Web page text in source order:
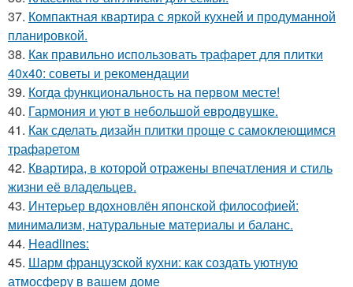
37. Компактная квартира с яркой кухней и продуманной
планировкой.
38. Как правильно использовать трафарет для плитки
40x40: советы и рекомендации
39. Когда функциональность на первом месте!
40. Гармония и уют в небольшой евродвушке.
41. Как сделать дизайн плитки проще с самоклеющимся
трафаретом
42. Квартира, в которой отражены впечатления и стиль
жизни её владельцев.
43. Интерьер вдохновлён японской философией:
минимализм, натуральные материалы и баланс.
44. Headlines:
45. Шарм французской кухни: как создать уютную
атмосферу в вашем доме